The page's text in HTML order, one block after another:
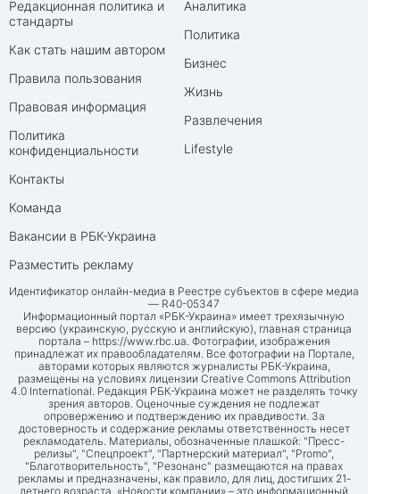
Редакционная политика и
стандарты
Как стать нашим автором
Правила пользования
Правовая информация
Политика
конфиденциальности
Контакты
Команда
Вакансии в РБК-Украина
Разместить рекламу
Аналитика
Политика
Бизнес
Жизнь
Развлечения
Lifestyle
Идентификатор онлайн-медиа в Реестре субъектов в сфере медиа
— R40-05347
Информационный портал «РБК-Украина» имеет трехязычную
версию (украинскую, русскую и английскую), главная страница
портала – https://www.rbc.ua. Фотографии, изображения
принадлежат их правообладателям. Все фотографии на Портале,
авторами которых являются журналисты РБК-Украина,
размещены на условиях лицензии Creative Commons Attribution
4.0 International. Редакция РБК-Украина может не разделять точку
зрения авторов. Оценочные суждения не подлежат
опровержению и подтверждению их правдивости. За
достоверность и содержание рекламы ответственность несет
рекламодатель. Материалы, обозначенные плашкой: "Пресс-
релизы", "Спецпроект", "Партнерский материал", "Promo",
"Благотворительность", "Резонанс" размещаются на правах
рекламы и предназначены, как правило, для лиц, достигших 21-
летнего возраста. «Новости компании» – это информационный